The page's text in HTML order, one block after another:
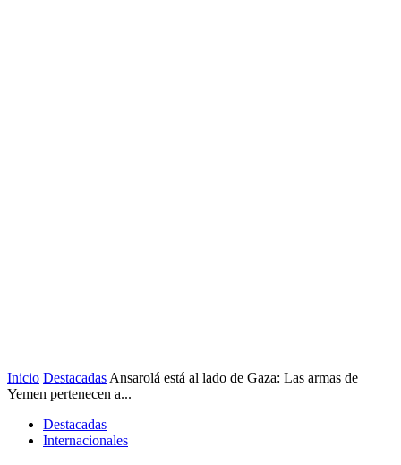
Inicio Destacadas Ansarolá está al lado de Gaza: Las armas de
Yemen pertenecen a...
Destacadas
Internacionales